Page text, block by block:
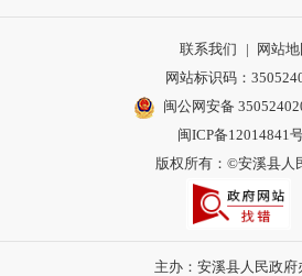
联系我们 | 网站地
网站标识码：
闽公网安备
闽ICP备12014841
版权所有：©安溪县人
主办：安溪县人民政府